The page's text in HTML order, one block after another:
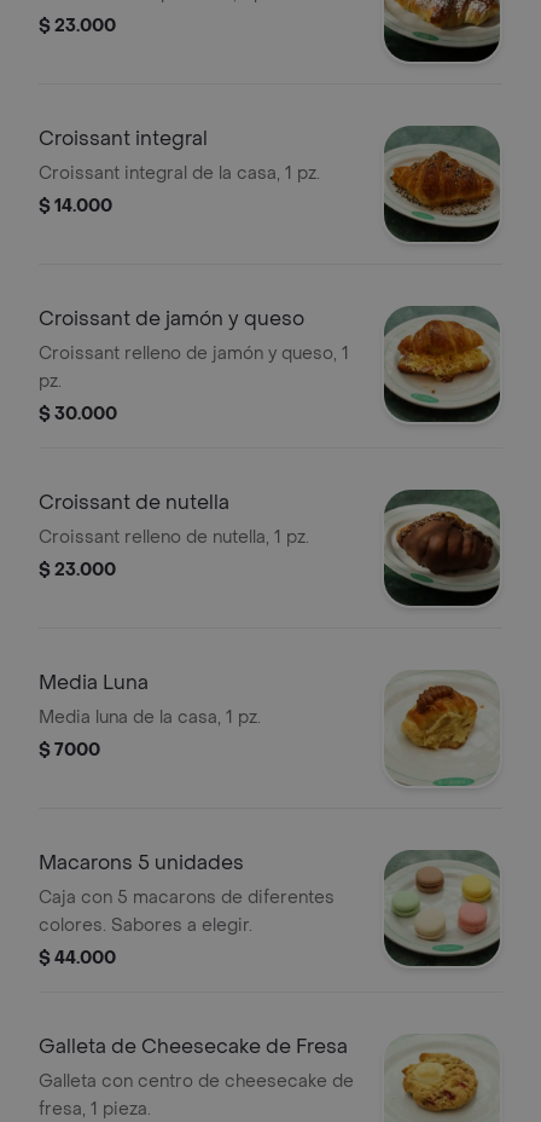
$ 23.000
Croissant integral
Croissant integral de la casa, 1 pz.
$ 14.000
Croissant de jamón y queso
Croissant relleno de jamón y queso, 1
pz.
$ 30.000
Croissant de nutella
Croissant relleno de nutella, 1 pz.
$ 23.000
Media Luna
Media luna de la casa, 1 pz.
$ 7000
Macarons 5 unidades
Caja con 5 macarons de diferentes
colores. Sabores a elegir.
$ 44.000
Galleta de Cheesecake de Fresa
Galleta con centro de cheesecake de
fresa, 1 pieza.